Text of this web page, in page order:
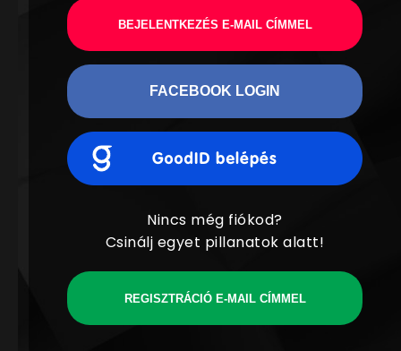
BEJELENTKEZÉS E-MAIL CÍMMEL
FACEBOOK LOGIN
Nincs még fiókod?
Csinálj egyet pillanatok alatt!
REGISZTRÁCIÓ E-MAIL CÍMMEL